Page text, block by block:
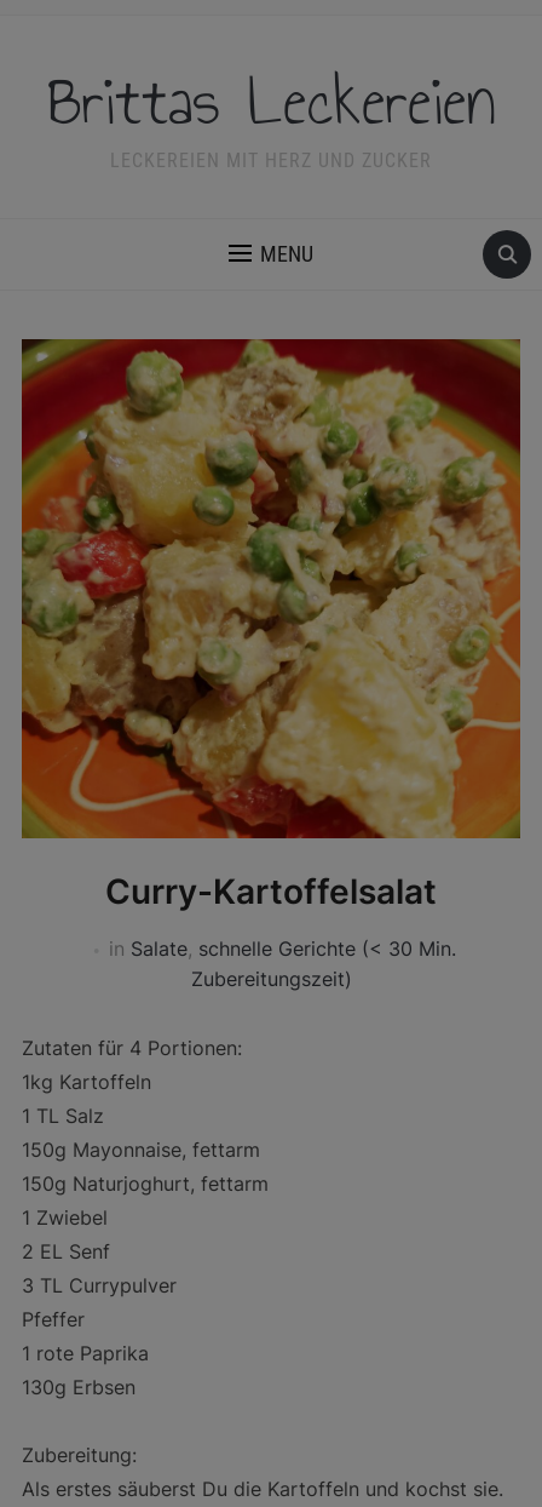
Brittas Leckereien
LECKEREIEN MIT HERZ UND ZUCKER
MENU
Curry-Kartoffelsalat
in Salate, schnelle Gerichte (< 30 Min.
Zubereitungszeit)
Zutaten für 4 Portionen:
1kg Kartoffeln
1 TL Salz
150g Mayonnaise, fettarm
150g Naturjoghurt, fettarm
1 Zwiebel
2 EL Senf
3 TL Currypulver
Pfeffer
1 rote Paprika
130g Erbsen
Zubereitung:
Als erstes säuberst Du die Kartoffeln und kochst sie.